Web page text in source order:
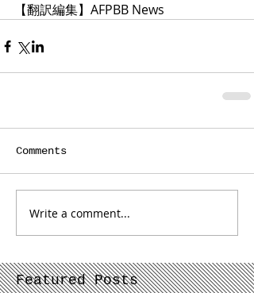
【翻訳編集】AFPBB News
Comments
Write a comment...
Featured Posts